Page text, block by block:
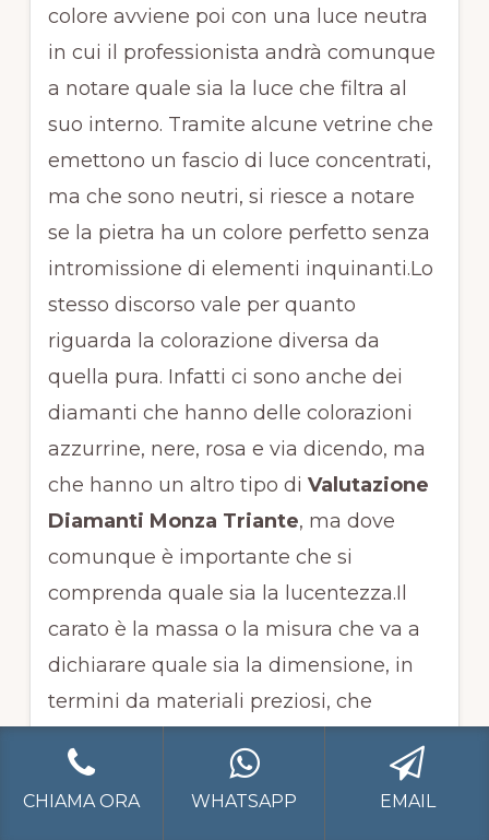
colore avviene poi con una luce neutra
in cui il professionista andrà comunque
a notare quale sia la luce che filtra al
suo interno. Tramite alcune vetrine che
emettono un fascio di luce concentrati,
ma che sono neutri, si riesce a notare
se la pietra ha un colore perfetto senza
intromissione di elementi inquinanti.Lo
stesso discorso vale per quanto
riguarda la colorazione diversa da
quella pura. Infatti ci sono anche dei
diamanti che hanno delle colorazioni
azzurrine, nere, rosa e via dicendo, ma
che hanno un altro tipo di Valutazione
Diamanti Monza Triante, ma dove
comunque è importante che si
comprenda quale sia la lucentezza.Il
carato è la massa o la misura che va a
dichiarare quale sia la dimensione, in
termini da materiali preziosi, che
Valutazione Diamanti Monza
Triante, taglio e la sua importanza
CHIAMA ORA WHATSAPP EMAIL